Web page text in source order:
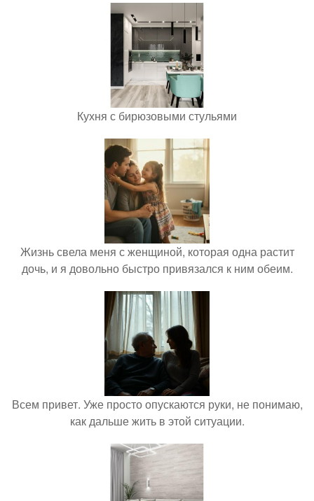
Кухня с бирюзовыми стульями
Жизнь свела меня с женщиной, которая одна растит
дочь, и я довольно быстро привязался к ним обеим.
Всем привет. Уже просто опускаются руки, не понимаю,
как дальше жить в этой ситуации.